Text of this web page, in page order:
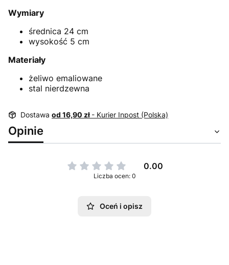
Wymiary
średnica 24 cm
wysokość 5 cm
Materiały
żeliwo emaliowane
stal nierdzewna
Dostawa od 16,90 zł - Kurier Inpost (Polska)
Opinie
0.00
Liczba ocen: 0
Oceń i opisz